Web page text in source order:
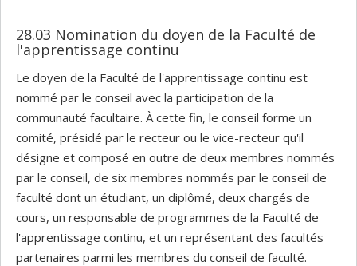
28.03 Nomination du doyen de la Faculté de
l'apprentissage continu
Le doyen de la Faculté de l'apprentissage continu est
nommé par le conseil avec la participation de la
communauté facultaire. À cette fin, le conseil forme un
comité, présidé par le recteur ou le vice-recteur qu'il
désigne et composé en outre de deux membres nommés
par le conseil, de six membres nommés par le conseil de
faculté dont un étudiant, un diplômé, deux chargés de
cours, un responsable de programmes de la Faculté de
l'apprentissage continu, et un représentant des facultés
partenaires parmi les membres du conseil de faculté.